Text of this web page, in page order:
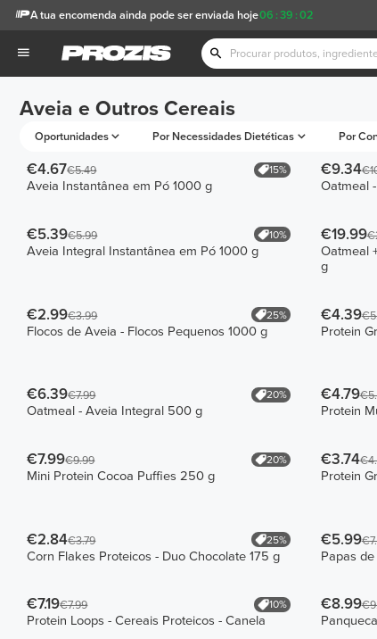
06 :39 :02
A tua encomenda ainda pode ser enviada hoje
Aveia e Outros Cereais
Oportunidades Por Necessidades Dietéticas Por
€4.67€5.49 15%
Aveia Instantânea em Pó 1000 g
€9.34
Oatmeal
€5.39€5.99 10%
Aveia Integral Instantânea em Pó 1000 g
€19.99
Oatmeal
g
€2.99€3.99 25%
Flocos de Aveia - Flocos Pequenos 1000 g
€4.39
Protein
€6.39€7.99 20%
Oatmeal - Aveia Integral 500 g
€4.79
Protein
€7.99€9.99 20%
Mini Protein Cocoa Puffies 250 g
€3.74
Protein
€2.84€3.79 25%
Corn Flakes Proteicos - Duo Chocolate 175 g
€5.99
Papas
€7.19€7.99 10%
Protein Loops - Cereais Proteicos - Canela
€8.99